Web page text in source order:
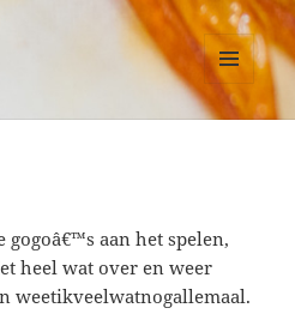
MENU
EN
gogoâ€™s aan het spelen,
heel wat over en weer
weetikveelwatnogallemaal.